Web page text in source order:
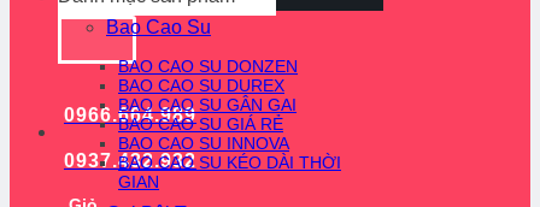
0966.664.989
0937.432.932
Bao Cao Su
BAO CAO SU DONZEN
BAO CAO SU DUREX
BAO CAO SU GÂN GAI
BAO CAO SU GIÁ RẺ
BAO CAO SU INNOVA
BAO CAO SU KÉO DÀI THỜI
GIAN